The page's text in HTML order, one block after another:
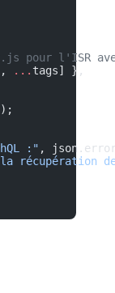
pour l'ISR
, ... tags] },
:" ,
récupération